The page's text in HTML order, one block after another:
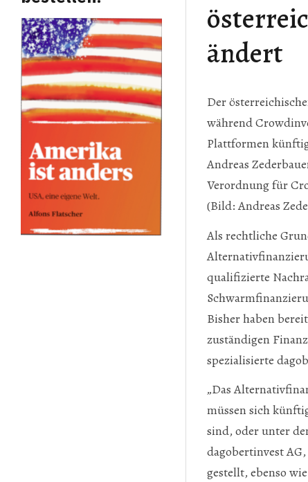
ändert
Der
während
Plattformen
Andreas
Verordnung für
(Bild: Andreas
Als rechtliche
qualifizierte
Bisher haben
zuständigen
spezialisierte
„Das
müssen sich
sind, oder unter
dagobertinvest
gestellt, ebenso